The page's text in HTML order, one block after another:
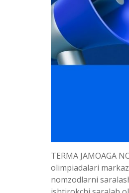
TERMA JAMOAGA
olimpiadalari
nomzodlarni